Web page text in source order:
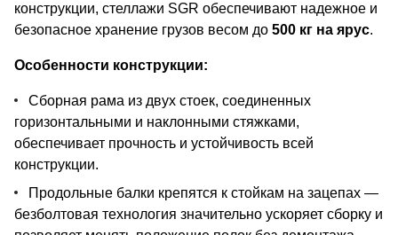
конструкции, стеллажи SGR обеспечивают надежное и
безопасное хранение грузов весом до 500 кг на ярус.
Особенности конструкции:
Сборная рама из двух стоек, соединенных
горизонтальными и наклонными стяжками,
обеспечивает прочность и устойчивость всей
конструкции.
Продольные балки крепятся к стойкам на зацепах —
безболтовая технология значительно ускоряет сборку и